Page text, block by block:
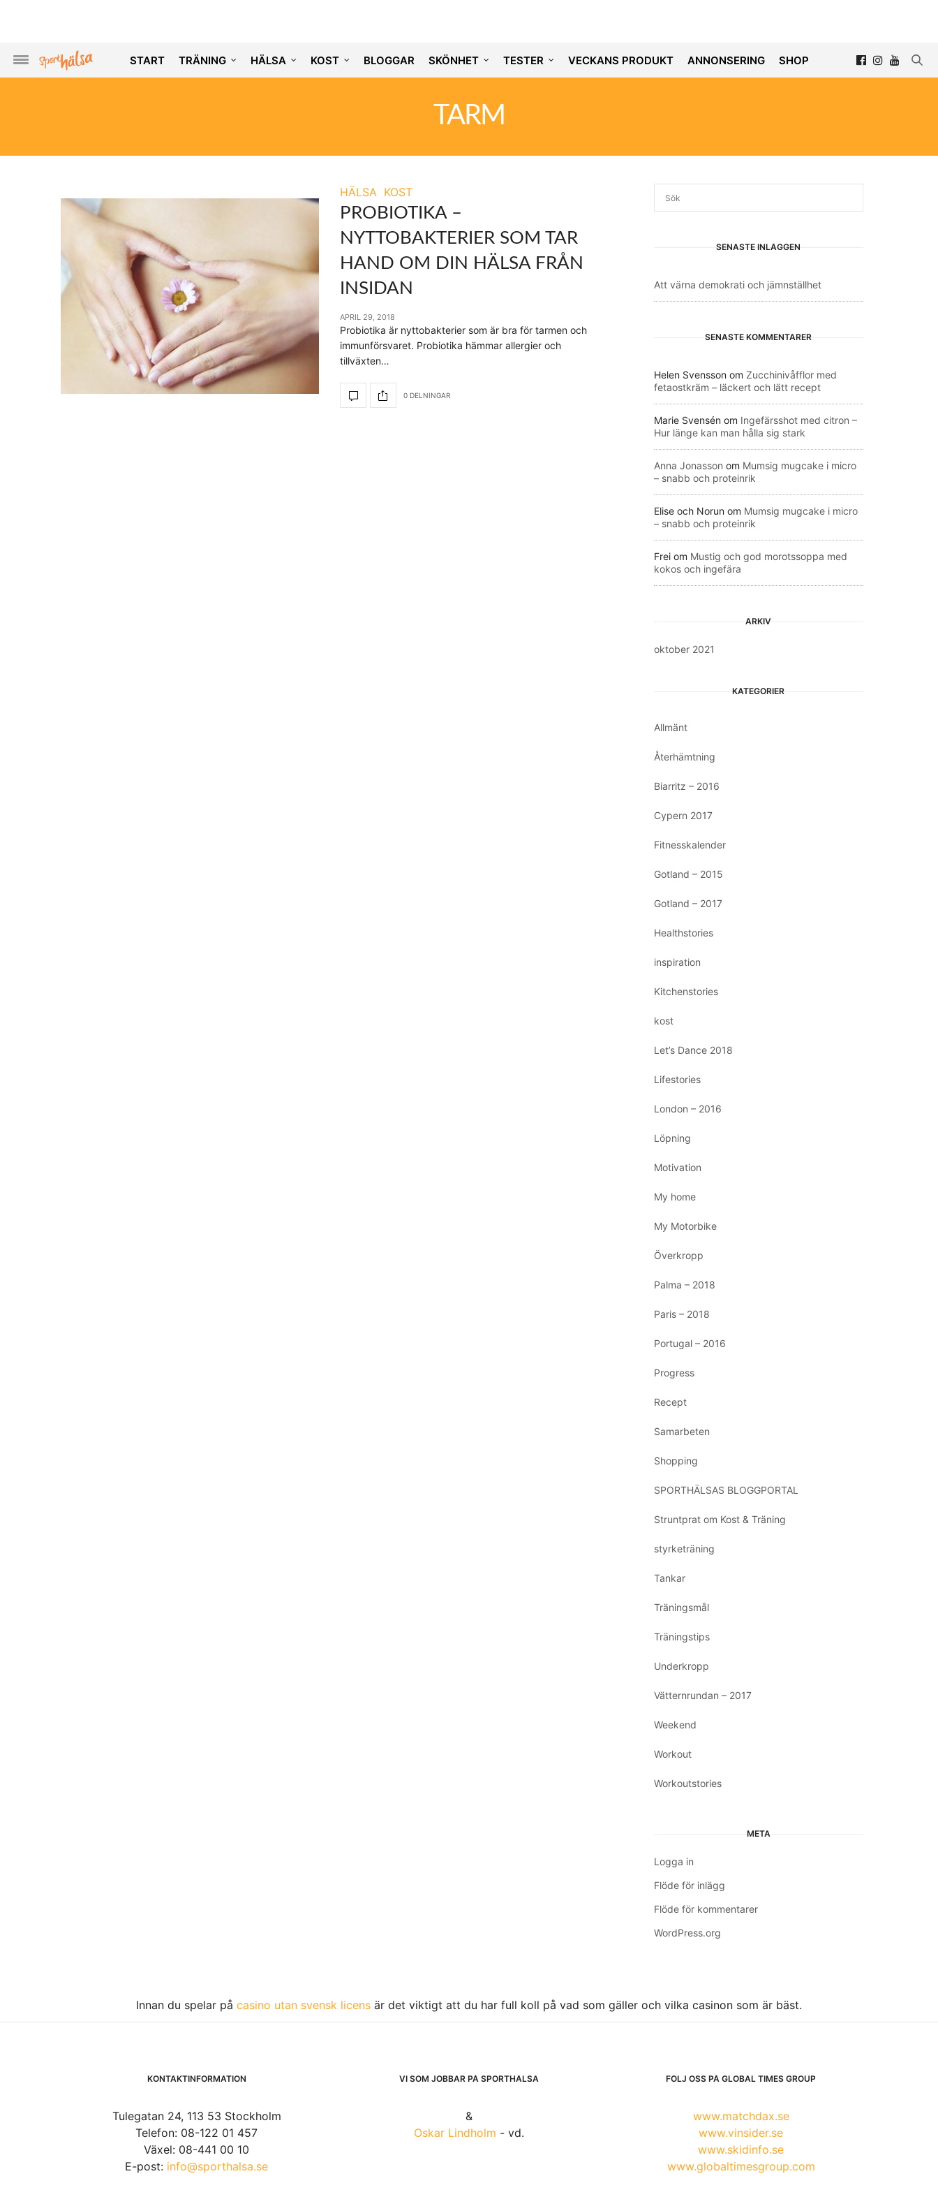
START TRÄNING HÄLSA KOST BLOGGAR SKÖNHET TESTER VECKANS PRODUKT ANNONSERING SHOP
TARM
HÄLSA KOST
PROBIOTIKA –
NYTTOBAKTERIER SOM TAR
HAND OM DIN HÄLSA FRÅN
INSIDAN
APRIL 29, 2018
Probiotika är nyttobakterier som är bra för tarmen och
immunförsvaret. Probiotika hämmar allergier och
tillväxten…
0 DELNINGAR
SENASTE INLÄGGEN
Att värna demokrati och jämnställhet
SENASTE KOMMENTARER
Helen Svensson om Zucchinivåfflor med
fetaostkräm – läckert och lätt recept
Marie Svensén om Ingefärsshot med citron –
Hur länge kan man hålla sig stark
Anna Jonasson om Mumsig mugcake i micro
– snabb och proteinrik
Elise och Norun om Mumsig mugcake i micro
– snabb och proteinrik
Frei om Mustig och god morotssoppa med
kokos och ingefära
ARKIV
oktober 2021
KATEGORIER
Allmänt
Återhämtning
Biarritz – 2016
Cypern 2017
Fitnesskalender
Gotland – 2015
Gotland – 2017
Healthstories
inspiration
Kitchenstories
kost
Let’s Dance 2018
Lifestories
London – 2016
Löpning
Motivation
My home
My Motorbike
Överkropp
Palma – 2018
Paris – 2018
Portugal – 2016
Progress
Recept
Samarbeten
Shopping
SPORTHÄLSAS BLOGGPORTAL
Struntprat om Kost & Träning
styrketräning
Tankar
Träningsmål
Träningstips
Underkropp
Vätternrundan – 2017
Weekend
Workout
Workoutstories
META
Logga in
Flöde för inlägg
Flöde för kommentarer
WordPress.org
Innan du spelar på casino utan svensk licens är det viktigt att du har full koll på vad som gäller och vilka casinon som är bäst.
KONTAKTINFORMATION
Tulegatan 24, 113 53 Stockholm
Telefon: 08-122 01 457
Växel: 08-441 00 10
E-post: info@sporthalsa.se
VI SOM JOBBAR PÅ SPORTHÄLSA
&
Oskar Lindholm - vd.
FÖLJ OSS PÅ GLOBAL TIMES GROUP
www.matchdax.se
www.vinsider.se
www.skidinfo.se
www.globaltimesgroup.com